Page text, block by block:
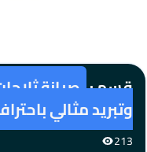
قسم : صيانة
وتبريد مثالي
213